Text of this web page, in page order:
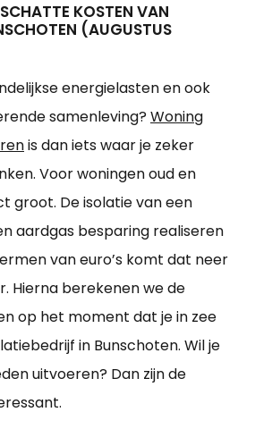
KOSTEN VAN
(AUGUSTUS
energielasten en ook
samenleving? Woning
is dan iets waar je zeker
Voor woningen oud en
groot. De isolatie van een
aardgas besparing realiseren
van euro’s komt dat neer
Hierna berekenen we de
op het moment dat je in zee
in Bunschoten. Wil je
uitvoeren? Dan zijn de